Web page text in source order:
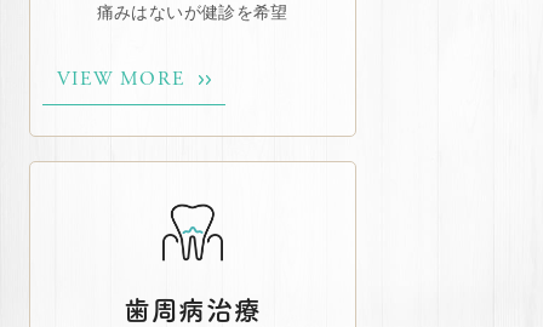
痛みはないが健診を希望
VIEW MORE
歯周病治療